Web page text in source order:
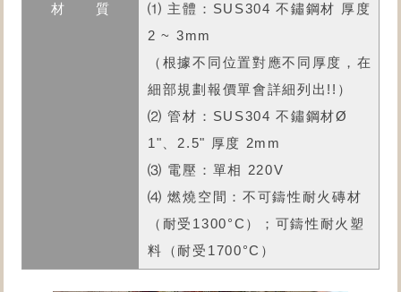
⑴ 主體：SUS304 不鏽鋼材 厚度
2 ~ 3mm
（根據不同位置對應不同厚度，在
細部規劃報價單會詳細列出!!）
⑵ 管材：SUS304 不鏽鋼材Ø
1"、2.5" 厚度 2mm
⑶ 電壓：單相 220V
⑷ 燃燒空間：不可鑄性耐火磚材
（耐受1300°C）；可鑄性耐火塑
料（耐受1700°C）